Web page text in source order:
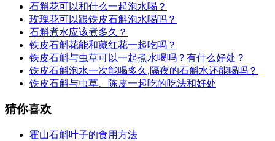
石斛花可以和什么一起泡水喝？
玫瑰花可以跟铁皮石斛泡水喝吗？
石斛煮水应该煮多久？
铁皮石斛花能和藏红花一起吃吗？
铁皮石斛与虫草可以一起煮水喝吗？有什么好处？
铁皮石斛泡水一次能喝多久,隔夜的石斛水还能喝吗？
铁皮石斛与虫草、陈皮一起吃的吃法和好处
猜你喜欢
霍山石斛叶子的食用方法